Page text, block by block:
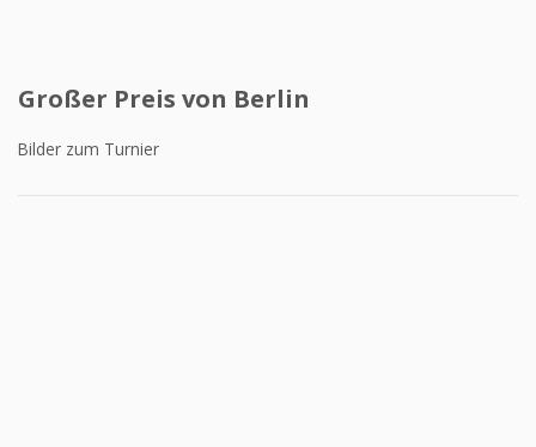
Großer Preis von Berlin
Bilder zum Turnier